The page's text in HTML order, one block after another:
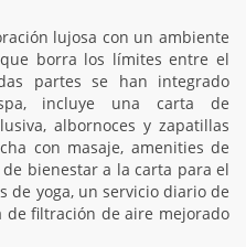
lujosa con un ambiente
borra los límites entre el
partes se han integrado
incluye una carta de
albornoces y zapatillas
con masaje, amenities de
bienestar a la carta para el
de yoga, un servicio diario de
de filtración de aire mejorado